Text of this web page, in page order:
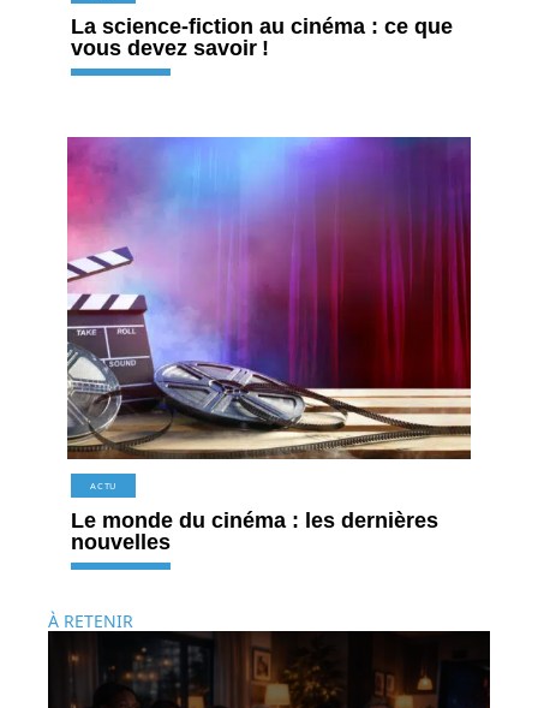
La science-fiction au cinéma : ce que
vous devez savoir !
ACTU
Le monde du cinéma : les dernières
nouvelles
À RETENIR